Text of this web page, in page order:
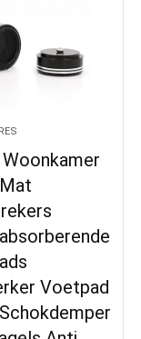
Voetpad